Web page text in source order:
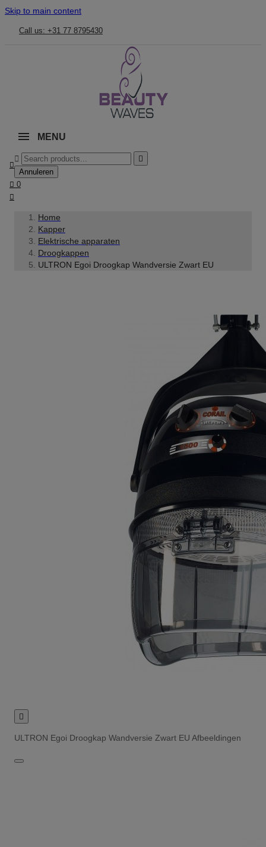
Skip to main content
Call us: +31 77 8795430
MENU



Annuleren
 0

Home
Kapper
Elektrische apparaten
Droogkappen
ULTRON Egoi Droogkap Wandversie Zwart EU

ULTRON Egoi Droogkap Wandversie Zwart EU Afbeeldingen